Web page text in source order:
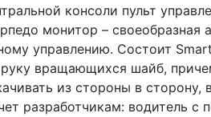
консоли пульт
монитор – своеобразная
управлению. Состоит
вращающихся шайб,
из стороны в сторону,
разработчикам: водитель